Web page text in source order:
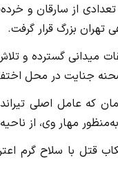
از سارقان و
تهران بزرگ قرار گرفت.
میدانی گسترده و
جنایت در محل
که عامل اصلی
مهار وی، از
قتل با سلاح گرم